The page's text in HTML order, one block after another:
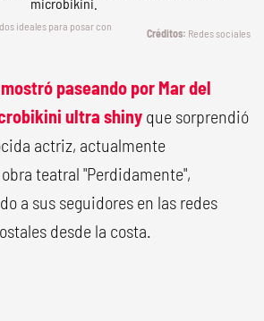
ideales para posar con
Redes sociales
paseando por Mar del
ultra shiny que sorprendió
actriz, actualmente
teatral "Perdidamente",
a sus seguidores en las redes
desde la costa.